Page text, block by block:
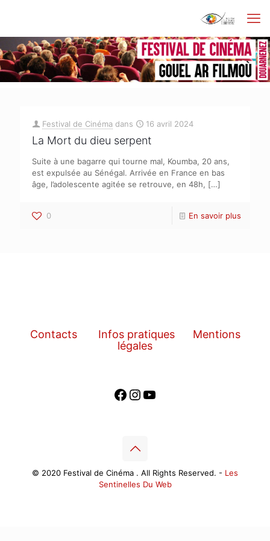
Festival de Cinéma dans 16 avril 2024
La Mort du dieu serpent
Suite à une bagarre qui tourne mal, Koumba, 20 ans,
est expulsée au Sénégal. Arrivée en France en bas
âge, l’adolescente agitée se retrouve, en 48h, […]
0 En savoir plus
Contacts Infos pratiques
Mentions
légales
Facebook
Instagram
YouTube
© 2020 Festival de Cinéma . All Rights Reserved. - Les
Sentinelles Du Web